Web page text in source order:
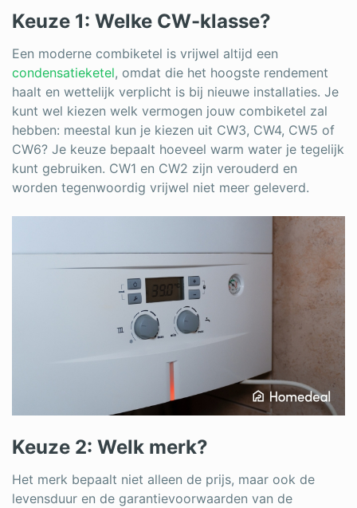
Keuze 1: Welke CW-klasse?
Een moderne combiketel is vrijwel altijd een
condensatieketel, omdat die het hoogste rendement
haalt en wettelijk verplicht is bij nieuwe installaties. Je
kunt wel kiezen welk vermogen jouw combiketel zal
hebben: meestal kun je kiezen uit CW3, CW4, CW5 of
CW6? Je keuze bepaalt hoeveel warm water je tegelijk
kunt gebruiken. CW1 en CW2 zijn verouderd en
worden tegenwoordig vrijwel niet meer geleverd.
Keuze 2: Welk merk?
Het merk bepaalt niet alleen de prijs, maar ook de
levensduur en de garantievoorwaarden van de